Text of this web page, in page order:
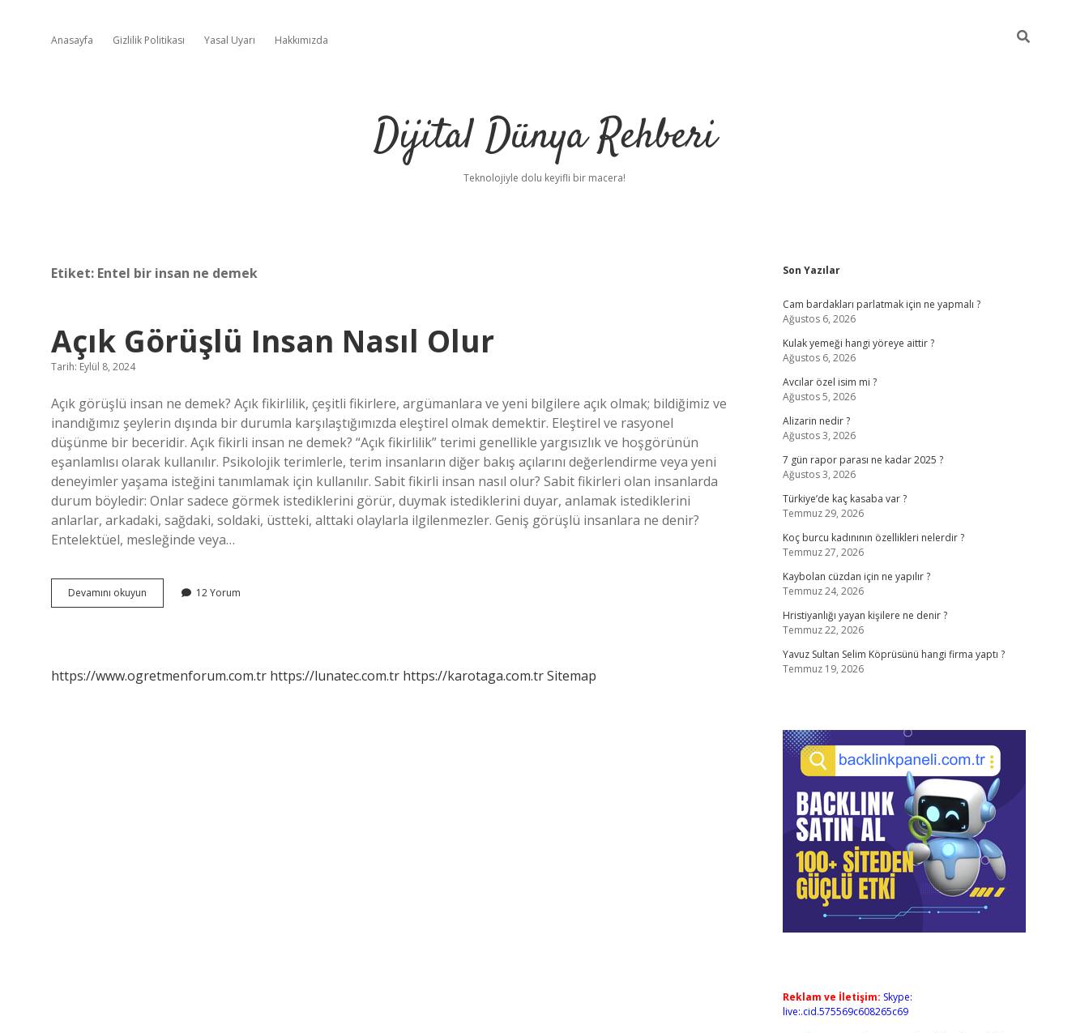
Anasayfa Gizlilik Politikası Yasal Uyarı Hakkımızda
Dijital Dünya Rehberi
Teknolojiyle dolu keyifli bir macera!
Etiket: Entel bir insan ne demek
Açık Görüşlü Insan Nasıl Olur
Tarih: Eylül 8, 2024
Açık görüşlü insan ne demek? Açık fikirlilik, çeşitli fikirlere, argümanlara ve yeni bilgilere açık olmak; bildiğimiz ve
inandığımız şeylerin dışında bir durumla karşılaştığımızda eleştirel olmak demektir. Eleştirel ve rasyonel
düşünme bir beceridir. Açık fikirli insan ne demek? “Açık fikirlilik” terimi genellikle yargısızlık ve hoşgörünün
eşanlamlısı olarak kullanılır. Psikolojik terimlerle, terim insanların diğer bakış açılarını değerlendirme veya yeni
deneyimler yaşama isteğini tanımlamak için kullanılır. Sabit fikirli insan nasıl olur? Sabit fikirleri olan insanlarda
durum böyledir: Onlar sadece görmek istediklerini görür, duymak istediklerini duyar, anlamak istediklerini
anlarlar, arkadaki, sağdaki, soldaki, üstteki, alttaki olaylarla ilgilenmezler. Geniş görüşlü insanlara ne denir?
Entelektüel, mesleğinde veya…
Devamını okuyun
Görüşlü
12 Yorum
https://www.ogretmenforum.com.tr https://lunatec.com.tr https://karotaga.com.trSitemap
Sidebar
Son Yazılar
Cam bardakları parlatmak için ne yapmalı ?
Ağustos 6, 2026
Kulak yemeği hangi yöreye aittir ?
Ağustos 6, 2026
Avcılar özel isim mi ?
Ağustos 5, 2026
Alizarin nedir ?
Ağustos 3, 2026
7 gün rapor parası ne kadar 2025 ?
Ağustos 3, 2026
Türkiye’de kaç kasaba var ?
Temmuz 29, 2026
Koç burcu kadınının özellikleri nelerdir ?
Temmuz 27, 2026
Kaybolan cüzdan için ne yapılır ?
Temmuz 24, 2026
Hristiyanlığı yayan kişilere ne denir ?
Temmuz 22, 2026
Yavuz Sultan Selim Köprüsünü hangi firma yaptı ?
Temmuz 19, 2026
Reklam ve İletişim: Skype:
live:.cid.575569c608265c69